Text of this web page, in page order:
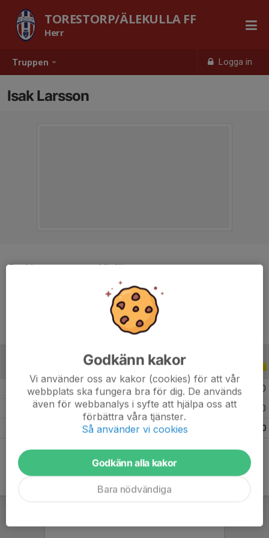
Truppen Logga in
TORESTORP/ÄLEKULLA FF
Herr
Isak Larsson
Position
Mittfältare
24 år
ALLA ÅR
2025 28 5 4 0
34 7 0
0
Godkänn kakor
Vi använder oss av kakor (cookies) för att vår
webbplats ska fungera bra för dig. De används
även för webbanalys i syfte att hjälpa oss att
förbättra våra tjänster.
Så använder vi cookies
Godkänn alla kakor
Bara nödvändiga